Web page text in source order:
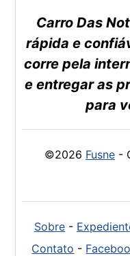
Carro Das
rápida e
corre pela
e entregar as
para
©2026 Fusne-
Sobre-
Contato -